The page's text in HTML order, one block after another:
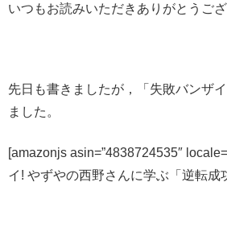
いつもお読みいただきありがとうござ
先日も書きましたが，「失敗バンザ
ました。
[amazonjs asin=”4838724535″
イ! やずやの西野さんに学ぶ「逆転成